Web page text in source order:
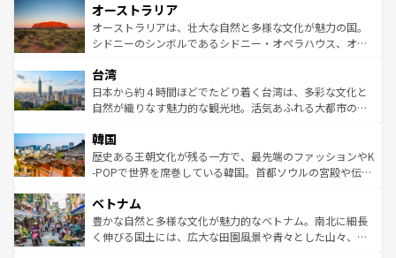
部のニューオーリンズでは、音楽と美食が融合した独特の
文化が魅力。旅行者はアメリカの各地域で異なる魅力を楽
しみながら、その多様性と豊かな歴史を感じることができ
ならではの贅沢な旅のスタイルだ。 なお、新着のアメリカ
情報はコンテンツ一覧を参照してほしい。
ワイ島は見逃せない。また、定番の観光地といえばオアフ
島だが、静かな自然を求めるならマウイ島やカウアイ島が
おすすめ。エメラルドグリーンに輝く海をはじめ、豊かな
れるおもてなしの心で訪れる人々を迎えてくれるハワイの
人々、おいしいローカルフードやハワイアンミュージッ
ク、伝統的なフラダンスなど、すべてがハワイの魅力を彩
ワイを、存分に味わってほしい。 なお、新着のハワイ情報
はコンテンツ一覧を参照してほしい。
オーストラリア
オーストラリアは、壮大な自然と多様な文化が魅力の国。
シドニーのシンボルであるシドニー・オペラハウス、オー
リアリーフや大陸中央部にそびえるウルル（エアーズロッ
ク）、タスマニアの美しい原生林やケアンズの熱帯雨林な
ど、見どころがたくさん。また、カフェやワイン、オージ
いる。アクティビティも充実しており、サーフィンやダイ
ビング、ハイキングなど、アウトドア好きにはたまらな
い。オーストラリアの多彩な魅力を存分に味わいつくそ
参照してほしい。
台湾
日本から約４時間ほどでたどり着く台湾は、多彩な文化と
自然が織りなす魅力的な観光地。活気あふれる大都市の台
ン）、静ひつな山岳地帯である台湾東部など、都市の喧騒
と山間の静けさが共存しており、訪れる人に新しい発見と
驚きをもたらしてくれる。また、奥深い台湾の食文化も魅
容にもいいと評判のスイーツなど、バラエティ豊かな料理
が味わえる。 なお、新着の台湾情報は コンテンツ一覧を参
照してほしい。
韓国
歴史ある王朝文化が残る一方で、最先端のファッションやK
-POPで世界を席巻している韓国。首都ソウルの宮殿や伝統
き、地方に足を延ばせば四季折々の自然美を楽しむことが
できる。そして、キムチや焼肉、絶品のストリートフード
まで、さまざまな韓国料理が待っている。夜には、韓国な
ベトナム
豊かな自然と多様な文化が魅力的なベトナム。南北に細長
く伸びる国土には、広大な田園風景や青々とした山々、世